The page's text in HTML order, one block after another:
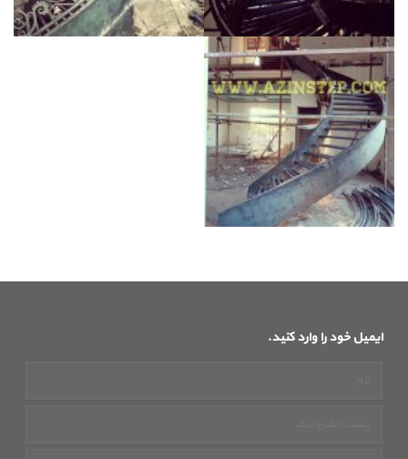
ایمیل خود را وارد کنید.